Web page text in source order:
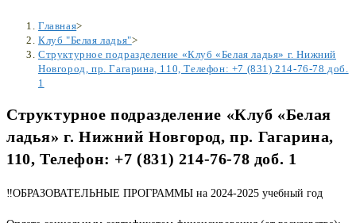
Главная>
Клуб "Белая ладья">
Структурное подразделение «Клуб «Белая ладья» г. Нижний
Новгород, пр. Гагарина, 110, Телефон: +7 (831) 214-76-78 доб.
1
Структурное подразделение «Клуб «Белая
ладья» г. Нижний Новгород, пр. Гагарина,
110, Телефон: +7 (831) 214-76-78 доб. 1
‼ОБРАЗОВАТЕЛЬНЫЕ ПРОГРАММЫ на 2024-2025 учебный год